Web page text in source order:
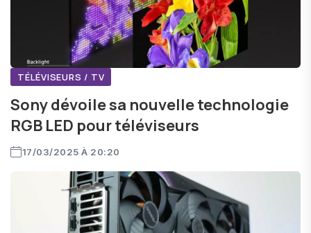
TÉLÉVISEURS / TV
Sony dévoile sa nouvelle technologie
RGB LED pour téléviseurs
17/03/2025 À 20:20